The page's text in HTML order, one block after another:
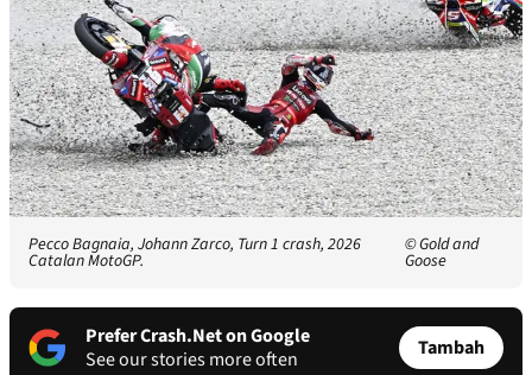
Pecco Bagnaia, Johann Zarco, Turn 1 crash, 2026
Catalan MotoGP.
© Gold and
Goose
Prefer Crash.Net on Google
See our stories more often
Tambah